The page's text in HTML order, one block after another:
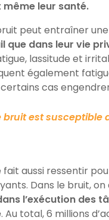
leur santé.
peut entraîner une
que dans leur vie
lassitude et
également
cas
bruit est susceptible
aussi ressentir
Dans le bruit, on
l’exécution des
. Au total, 6 millions